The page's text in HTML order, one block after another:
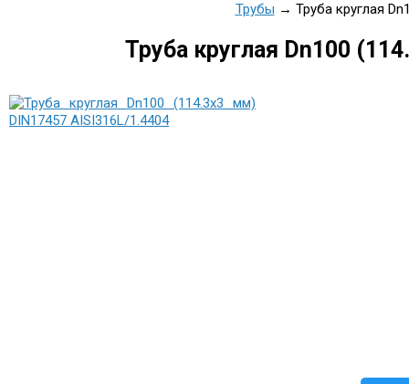
Трубы → Труба круглая
Труба круглая Dn100